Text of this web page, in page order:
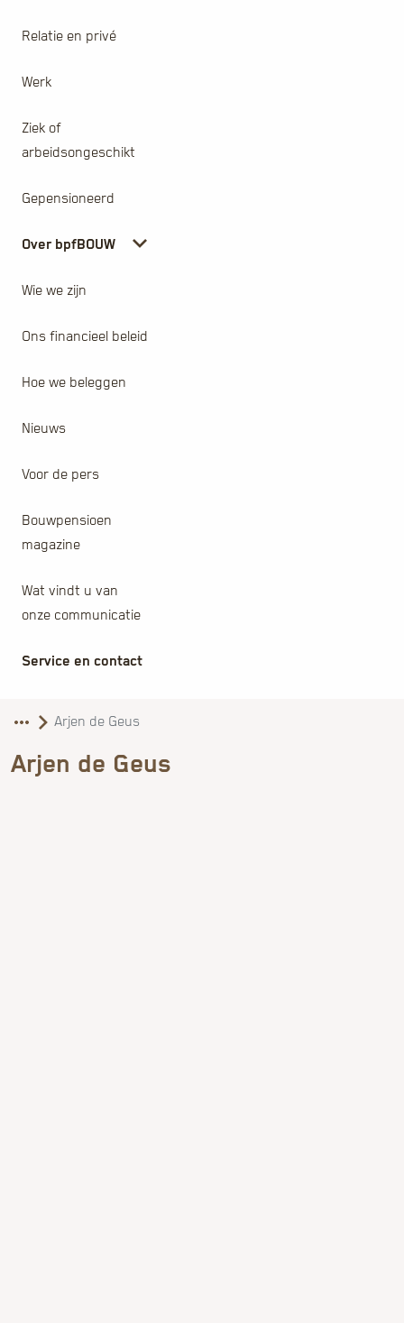
Relatie en privé
Werk
Ziek of
arbeidsongeschikt
Gepensioneerd
Over bpfBOUW
Wie we zijn
Ons financieel beleid
Hoe we beleggen
Nieuws
Voor de pers
Bouwpensioen
magazine
Wat vindt u van
onze communicatie
Service en contact
​Arjen de Geus